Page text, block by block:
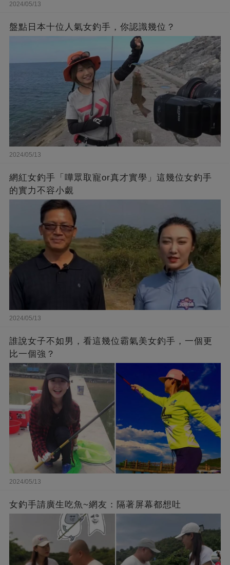
2024/05/13
盤點日本十位人氣女釣手，你認識幾位？
2024/05/13
網紅女釣手「嘩眾取寵or真才實學」這幾位女釣手
的實力不容小覷
2024/05/13
誰說女子不如男，看這幾位霸氣美女釣手，一個更
比一個強？
2024/05/13
女釣手請廣生吃魚~網友：隔著屏幕都想吐